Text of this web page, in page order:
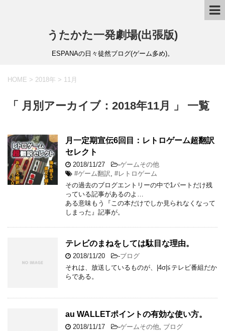
うたかた一発劇場(出張版)
ESPANAの日々徒然ブログ(ゲーム多め)。
HOME > 2018年 > 11月
「 月別アーカイブ：2018年11月 」 一覧
月一定期宣伝6回目：レトロゲーム超翻訳
セレクト
2018/11/27 -ゲームその他
#ゲーム翻訳 #レトロゲーム
その過去のブログエントリーの中で1パートだけ残
っている記事があるのよ…
ある意味もう『この本だけでしか見られなくなって
しまった』記事が。
テレビのまねをしては駄目な理由。
2018/11/20 -ブログ
それは、放送しているものが、|4σ|≦テレビ番組だか
らである。
au WALLETポイントの有効な使い方。
2018/11/17 -ゲームその他 ブログ